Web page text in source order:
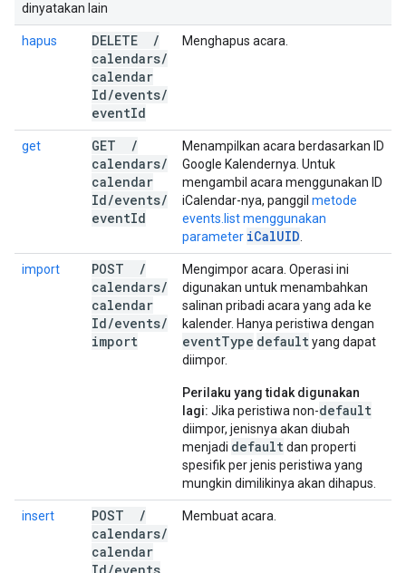
dinyatakan lain
hapus DELETE
/
calendars/
calendar
Id/events/
eventId
Menghapus acara.
get GET
/
calendars/
calendar
Id/events/
eventId
Menampilkan acara berdasarkan ID
Google Kalendernya. Untuk
mengambil acara menggunakan ID
iCalendar-nya, panggil metode
events.list menggunakan
parameter iCalUID
import POST
/
calendars/
calendar
Id/events/
import
Mengimpor acara. Operasi ini
digunakan untuk menambahkan
salinan pribadi acara yang ada ke
kalender. Hanya peristiwa dengan
eventType defaultyang dapat
diimpor.
Perilaku yang tidak digunakan
lagi: Jika peristiwa non-default
diimpor, jenisnya akan diubah
menjadi defaultdan properti
spesifik per jenis peristiwa yang
mungkin dimilikinya akan dihapus.
insert POST
/
calendars/
calendar
Membuat acara.